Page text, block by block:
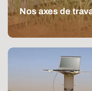
Nos axes de
Développer des
sécurité alimentaire,
axes structurent